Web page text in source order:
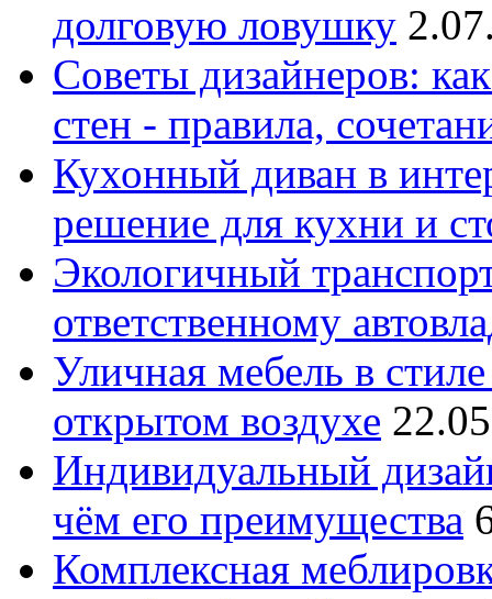
долговую ловушку
Советы дизайнеров:
стен - правила,
Кухонный диван в
решение для кухни и
Экологичный
ответственному
Уличная мебель в
открытом воздухе
Индивидуальный
чём его преимущества
Комплексная